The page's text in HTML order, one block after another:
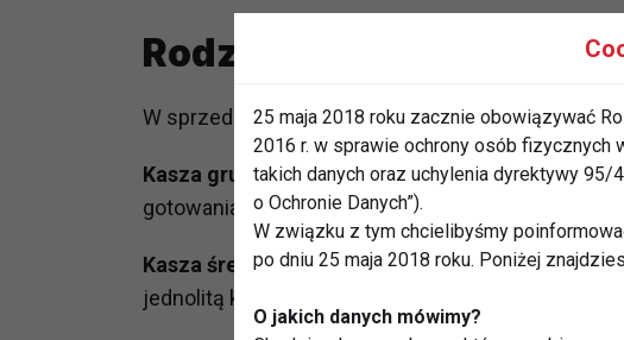
Rodzaje kaszy
W sprzedaży dostępne są głównie dwie odmiany:
Kasza gruba– składa się z całych,
gotowania, ale zachowuje pełne walory odżywcze
Kasza średnia– powstaje z pokrojonych ziaren
jednolitą konsystencję, idealna do zup i dodatków.
25 maja 2018 roku zacznie obowiązywać
2016 r. w sprawie ochrony osób
takich danych oraz uchylenia dyrektywy 95/
o Ochronie Danych”).
W związku z tym chcielibyśmy
po dniu 25 maja 2018 roku. Poniżej
O jakich danych mówimy?